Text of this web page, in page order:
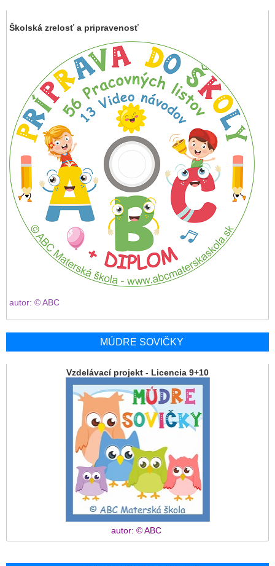
Školská zrelosť a pripravenosť
autor: © ABC
MÚDRE SOVIČKY
Vzdelávací projekt - Licencia 9+10
autor: © ABC